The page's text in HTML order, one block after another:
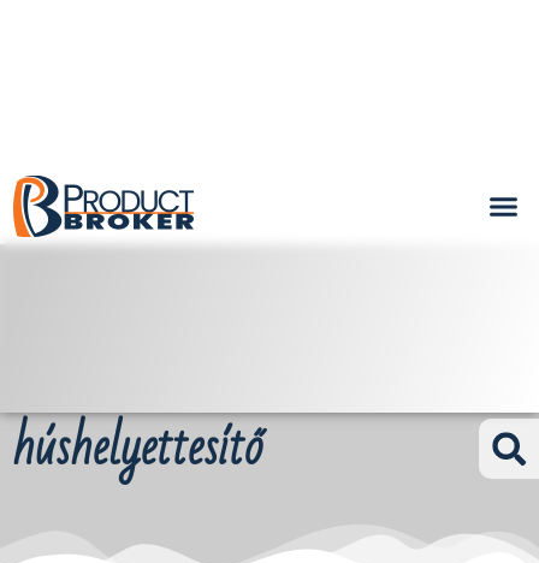
húshelyettesítő